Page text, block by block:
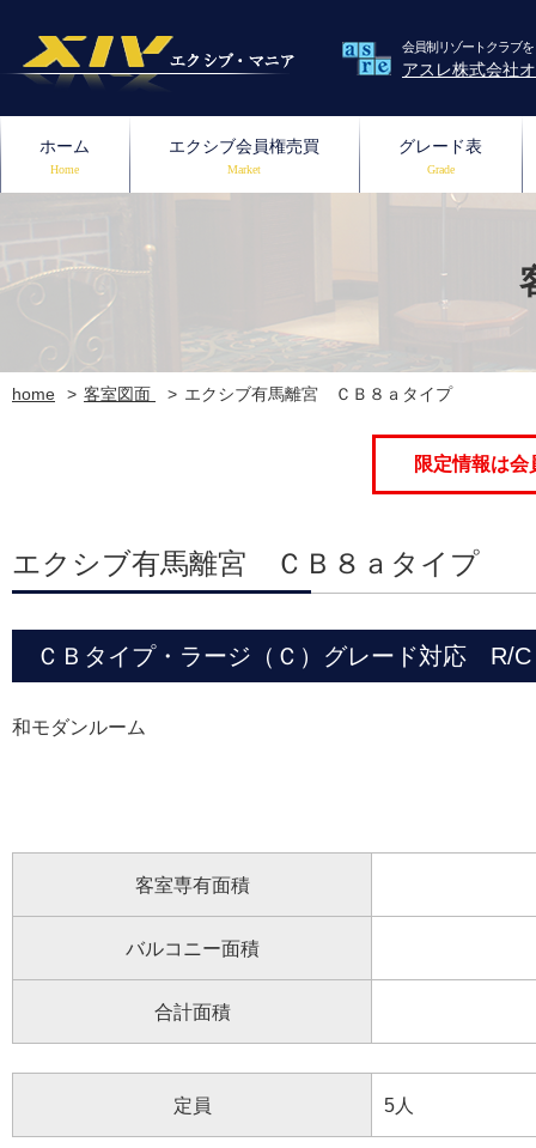
会員制リゾートクラブ
アスレ株式会社
ホーム
Home
エクシブ会員権売買
Market
グレード表
Grade
home 客室図面 エクシブ有馬離宮 ＣＢ８ａタイプ
限定情報は
エクシブ有馬離宮 ＣＢ８ａタイプ
ＣＢタイプ・ラージ（Ｃ）グレード対応 R/
和モダンルーム
客室専有面積
バルコニー面積
合計面積
定員 5人